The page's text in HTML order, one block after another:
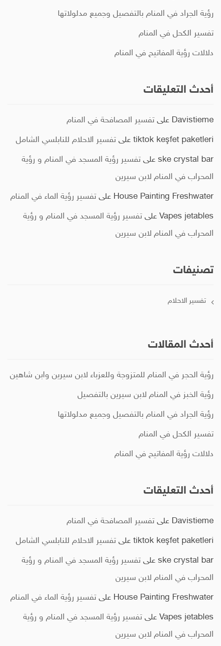
رؤية الجراد في المنام بالتفصيل وجميع مدلولاتها
تفسير الكحل في المنام
دلالات رؤية المفاتيح في المنام
أحدث التعليقات
Davistieme على تفسير المصافحة في المنام
tiktok keşfet paketleri على تفسير الاحلام للنابلسي الشامل
ske crystal bar على تفسير رؤية المسجد في المنام و رؤية
المحراب في المنام لابن سيرين
House Painting Freshwater على تفسير رؤية الماء في المنام
Vapes jetables على تفسير رؤية المسجد في المنام و رؤية
المحراب في المنام لابن سيرين
تصنيفات
تفسير الاحلام
أحدث المقالات
رؤية الحجر في المنام للمتزوجة وللعزباء لابن سيرين وابن شاهين
رؤية الخبز في المنام لابن سيرين بالتفصيل
رؤية الجراد في المنام بالتفصيل وجميع مدلولاتها
تفسير الكحل في المنام
دلالات رؤية المفاتيح في المنام
أحدث التعليقات
Davistieme على تفسير المصافحة في المنام
tiktok keşfet paketleri على تفسير الاحلام للنابلسي الشامل
ske crystal bar على تفسير رؤية المسجد في المنام و رؤية
المحراب في المنام لابن سيرين
House Painting Freshwater على تفسير رؤية الماء في المنام
Vapes jetables على تفسير رؤية المسجد في المنام و رؤية
المحراب في المنام لابن سيرين